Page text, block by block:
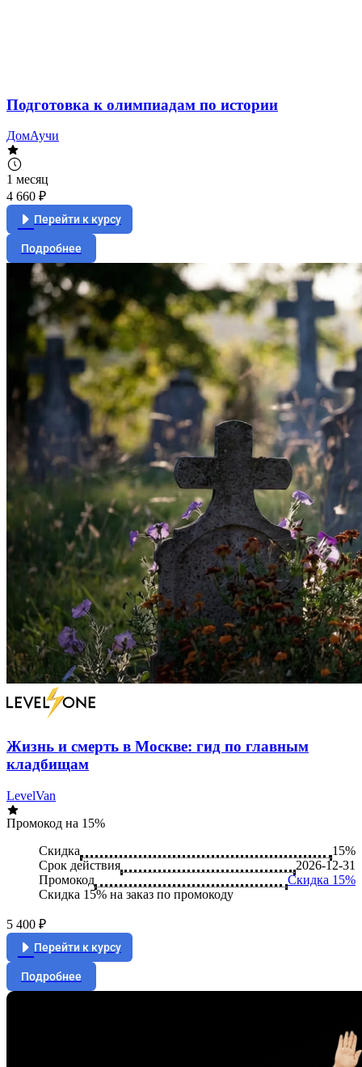
Подготовка к олимпиадам по истории
ДомАучи
1 месяц
4 660 ₽
Перейти к курсу
Подробнее
Жизнь и смерть в Москве: гид по главным
кладбищам
LevelVan
Промокод на 15%
Скидка
15%
Срок действия
2026-12-31
Промокод
Скидка 15%
Скидка 15% на заказ по промокоду
5 400 ₽
Перейти к курсу
Подробнее